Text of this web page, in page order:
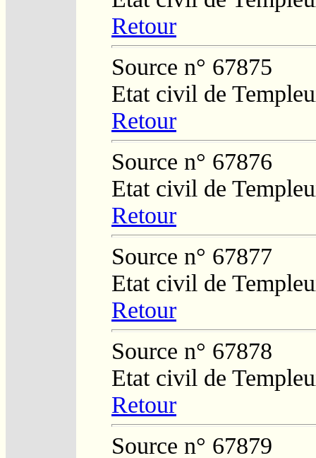
Retour
Source n° 67875
Etat civil de
Retour
Source n° 67876
Etat civil de
Retour
Source n° 67877
Etat civil de
Retour
Source n° 67878
Etat civil de
Retour
Source n° 67879